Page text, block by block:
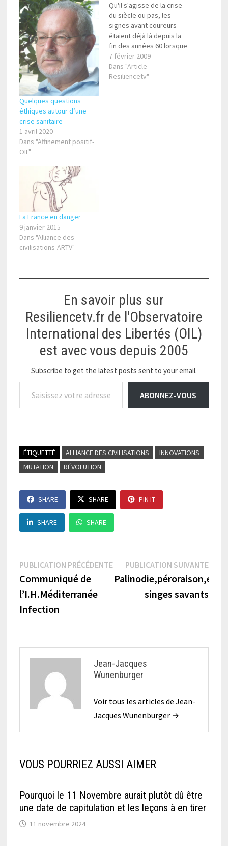
Quelques questions
éthiques autour d’une
crise sanitaire
1 avril 2020
Dans "Affinement positif-
OIL"
Qu'il s'agisse de la crise
du siècle ou pas, les
signes avant coureurs
étaient déjà là depuis la
fin des années 60 lorsque
l'explosion des nouveaux
modes de vie, le
basculement vers le
7 février 2009
Dans "Article
Resiliencetv"
La France en danger
9 janvier 2015
Dans "Alliance des
civilisations-ARTV"
En savoir plus sur
Resiliencetv.fr de l'Observatoire
International des Libertés (OIL)
est avec vous depuis 2005
Subscribe to get the latest posts sent to your email.
Saisissez votre adresse e-mail…
ABONNEZ-VOUS
ÉTIQUETTÉ ALLIANCE DES CIVILISATIONS
INNOVATIONS
MUTATION
RÉVOLUTION
SHARE SHARE PIN IT
SHARE SHARE
Navigation
de
l’article
PUBLICATION PRÉCÉDENTEPublication
précédente :
Communiqué de
l’I.H.Méditerranée
Infection
PUBLICATION SUIVANTE
Palinodie,péroraison,et
singes savants
Jean-Jacques
Wunenburger
Voir tous les articles de Jean-
Jacques Wunenburger →
VOUS POURRIEZ AUSSI AIMER
Pourquoi le 11 Novembre aurait plutôt dû être
une date de capitulation et les leçons à en tirer
11 novembre 2024